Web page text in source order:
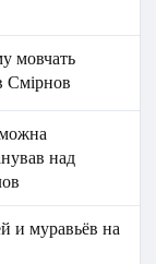
мовчать
Смірнов
над
и муравьёв на